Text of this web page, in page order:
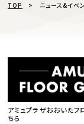
TOP ニュース&イベ
アミュプラザおおいたフ
ちら